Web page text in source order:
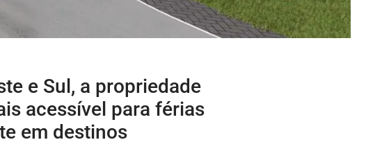
e Sul, a propriedade
acessível para férias
em destinos